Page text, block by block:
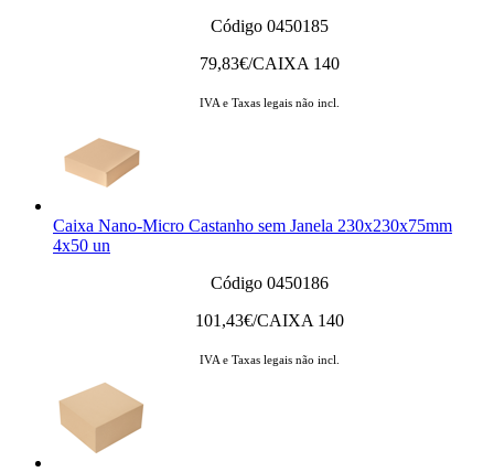
Código 0450185
79,83€/CAIXA 140
IVA e Taxas legais não incl.
Caixa Nano-Micro Castanho sem Janela 230x230x75mm
4x50 un
Código 0450186
101,43€/CAIXA 140
IVA e Taxas legais não incl.